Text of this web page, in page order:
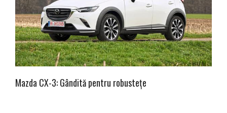
Mazda CX-3: Gândită pentru robustețe